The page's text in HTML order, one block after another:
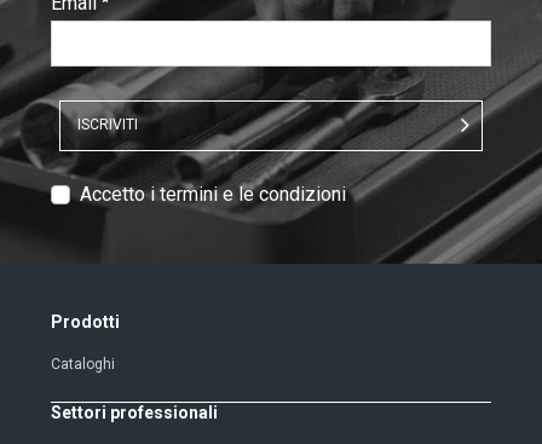
:
0/ 280
ISCRIVITI
T
V
r
i
f
Accetto i termini e le condizioni
Prodotti
Cataloghi
Settori professionali